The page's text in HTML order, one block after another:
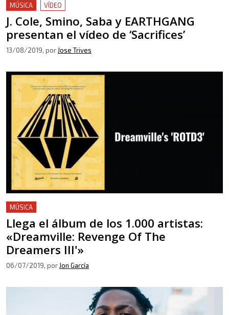
MÚSICA VÍDEO
J. Cole, Smino, Saba y EARTHGANG
presentan el vídeo de ‘Sacrifices’
13/08/2019, por Jose Trives
MÚSICA
Llega el álbum de los 1.000 artistas:
«Dreamville: Revenge Of The
Dreamers III'»
06/07/2019, por Jon García